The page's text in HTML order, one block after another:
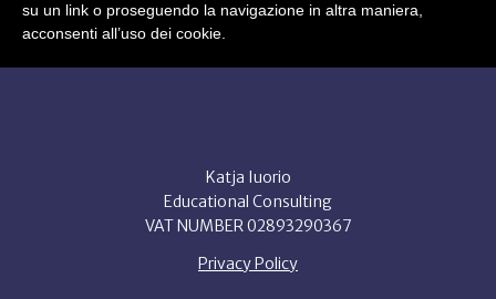
Katja Iuorio
Educational Consulting
VAT NUMBER 02893290367
Privacy Policy
su un link o proseguendo la navigazione in altra maniera,
acconsenti all’uso dei cookie.